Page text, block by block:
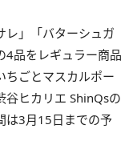
レ」「バターシュガ
4品をレギュラー商品
ちごとマスカルポー
谷ヒカリエ ShinQsの
は3月15日までの予